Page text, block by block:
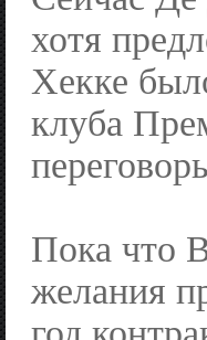
хотя
Хекке
клуба
Пока что
желания